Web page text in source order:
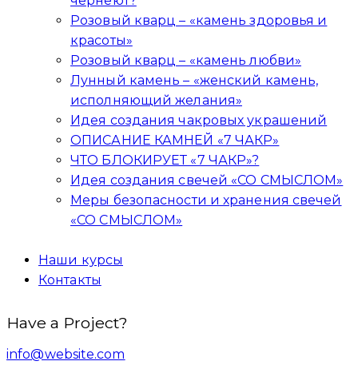
Розовый кварц – «камень здоровья и
красоты»
Розовый кварц – «камень любви»
Лунный камень – «женский камень,
исполняющий желания»
Идея создания чакровых украшений
ОПИСАНИЕ КАМНЕЙ «7 ЧАКР»
ЧТО БЛОКИРУЕТ «7 ЧАКР»?
Идея создания свечей «СО СМЫСЛОМ»
Меры безопасности и хранения свечей
«СО СМЫСЛОМ»
Наши курсы
Контакты
Have a Project?
info@website.com